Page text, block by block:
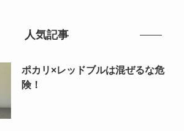
人気記事
ポカリ×レッドブルは混ぜるな危
険！